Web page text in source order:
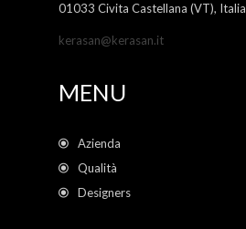
01033 Civita Castellana (VT), Italia
kerasan@kerasan.it
MENU
Azienda
Qualità
Designers